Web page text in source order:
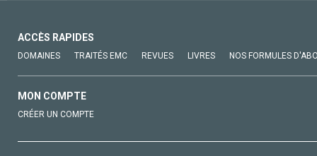
ACCÈS RAPIDES
DOMAINES TRAITÉS EMC REVUES LIVRES NOS FORMULES
MON COMPTE
CRÉER UN COMPTE